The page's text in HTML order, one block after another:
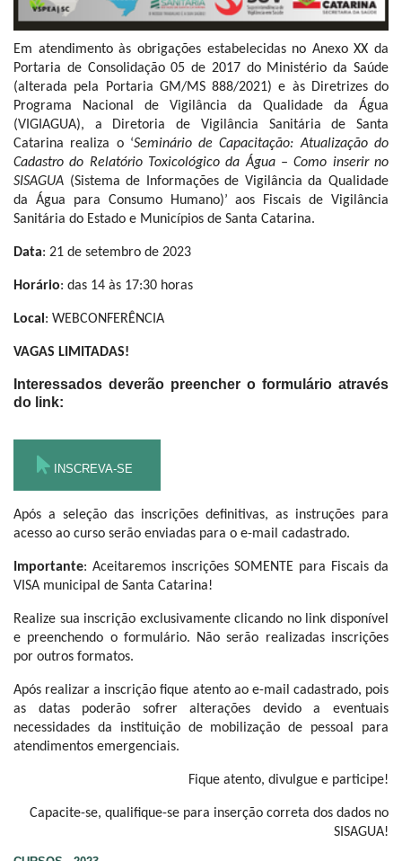
Em atendimento às obrigações estabelecidas no Anexo XX da
Portaria de Consolidação 05 de 2017 do Ministério da Saúde
(alterada pela Portaria GM/MS 888/2021) e às Diretrizes do
Programa Nacional de Vigilância da Qualidade da Água
(VIGIAGUA), a Diretoria de Vigilância Sanitária de Santa
Catarina realiza o ‘Seminário de Capacitação: Atualização do
Cadastro do Relatório Toxicológico da Água – Como inserir no
SISAGUA (Sistema de Informações de Vigilância da Qualidade
da Água para Consumo Humano)’ aos Fiscais de Vigilância
Sanitária do Estado e Municípios de Santa Catarina.
Data: 21 de setembro de 2023
Horário: das 14 às 17:30 horas
Local : WEBCONFERÊNCIA
VAGAS LIMITADAS!
Interessados deverão preencher o formulário através
do link:
INSCREVA-SE
Após a seleção das inscrições definitivas, as instruções para
acesso ao curso serão enviadas para o e-mail cadastrado.
Importante: Aceitaremos inscrições SOMENTE para Fiscais da
VISA municipal de Santa Catarina!
Realize sua inscrição exclusivamente clicando no link disponível
e preenchendo o formulário. Não serão realizadas inscrições
por outros formatos.
Após realizar a inscrição fique atento ao e-mail cadastrado, pois
as datas poderão sofrer alterações devido a eventuais
necessidades da instituição de mobilização de pessoal para
atendimentos emergenciais.
Fique atento, divulgue e participe!
Capacite-se, qualifique-se para inserção correta dos dados no
SISAGUA!